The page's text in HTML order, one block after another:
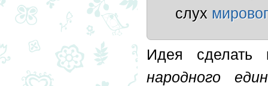
слух
Идея
народного